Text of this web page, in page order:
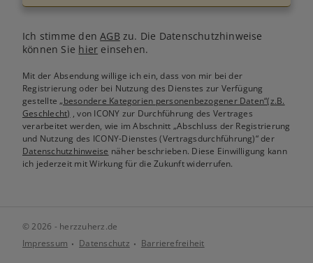
Ich stimme denAGB zu. Die Datenschutzhinweise
können Sie hier einsehen.
Mit der Absendung willige ich ein, dass von mir bei der
Registrierung oder bei Nutzung des Dienstes zur Verfügung
gestellte„besondere Kategorien personenbezogener Daten“(z.B.
Geschlecht) , von ICONY zur Durchführung des Vertrages
verarbeitet werden, wie im Abschnitt „Abschluss der Registrierung
und Nutzung des ICONY-Dienstes (Vertragsdurchführung)“ der
Datenschutzhinweise näher beschrieben. Diese Einwilligung kann
ich jederzeit mit Wirkung für die Zukunft widerrufen.
© 2026 - herzzuherz.de
Impressum
Datenschutz Barrierefreiheit